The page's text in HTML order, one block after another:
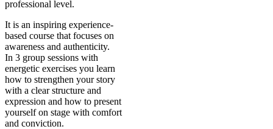
professional level.
It is an inspiring experience-
based course that focuses on
awareness and authenticity.
In 3 group sessions with
energetic exercises you learn
how to strengthen your story
with a clear structure and
expression and how to present
yourself on stage with comfort
and conviction.